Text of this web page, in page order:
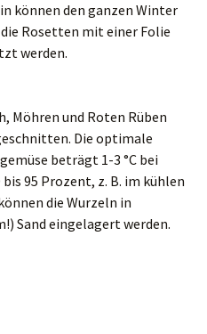
können den ganzen Winter
Rosetten mit einer Folie
werden.
Möhren und Roten Rüben
Die optimale
beträgt 1-3 °C bei
95 Prozent, z. B. im kühlen
die Wurzeln in
Sand eingelagert werden.